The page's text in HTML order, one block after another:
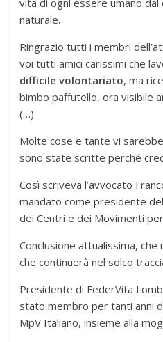
vita di ogni essere umano
naturale.
Ringrazio tutti i membri
voi tutti amici carissimi che
difficile volontariato, ma
bimbo paffutello, ora visibile
(…)
Molte cose e tante vi
sono state scritte perché
Così scriveva l’avvocato
mandato come presidente
dei Centri e dei Movimenti
Conclusione attualissima,
che continuerà nel solco
Presidente di FederVita
stato membro per tanti anni
MpV Italiano, insieme alla